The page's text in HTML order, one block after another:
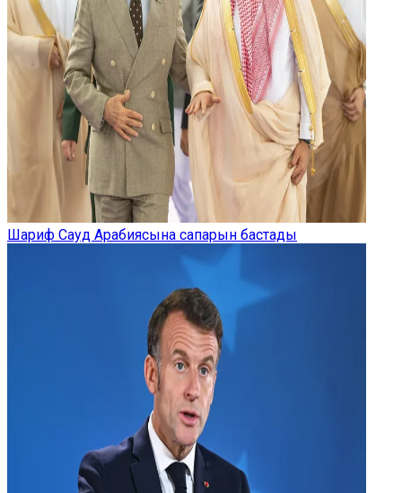
Шариф Сауд Арабиясына сапарын бастады